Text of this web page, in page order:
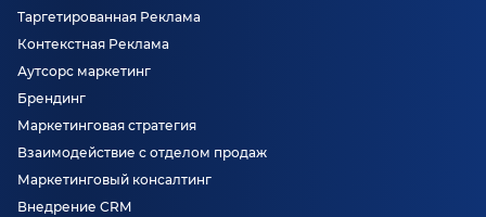
Таргетированная Реклама
Контекстная Реклама
Аутсорс маркетинг
Брендинг
Маркетинговая стратегия
Взаимодействие с отделом продаж
Маркетинговый консалтинг
Внедрение CRM